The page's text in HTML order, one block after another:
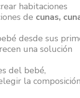
habitaciones
de cunas,
desde sus
una solución
del bebé,
la